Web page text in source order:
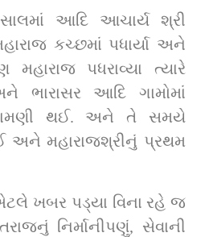
આદિ આચાર્ય શ્રી
કચ્છમાં પધાર્યા અને
મહારાજ પધરાવ્યા ત્યારે
ભારાસર આદિ ગામોમાં
થઈ. અને તે સમયે
અને મહારાજશ્રીનું પ્રથમ
ખબર પડ્યા વિના રહે જ
નિર્માનીપણું, સેવાની